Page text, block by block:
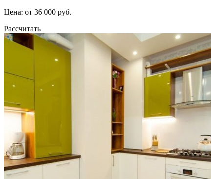
Цена: от 36 000 руб.
Рассчитать